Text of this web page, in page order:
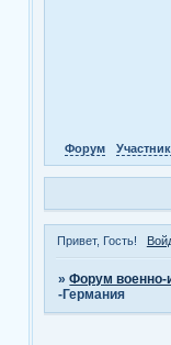
Форум
Привет, Гость!
»Форум военно-
-Германия